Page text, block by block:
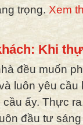
trọng. Xem
Khi
đều muốn
luôn yêu
ấy. Thực
đầu tư